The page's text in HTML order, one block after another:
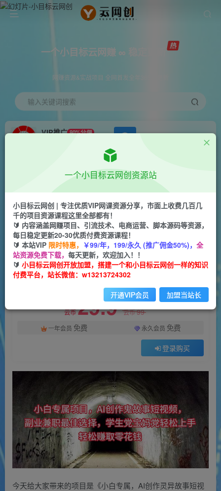
一个小目标云网赚 ∞ 稳定更新
网赚资源&实战项目 全网首发全年365天更新
输入关键词搜索
VIP推广 80%分佣
会员专属 正文
（10225期）小白专属，AI创作灵异故事短视频，
副业兼职最佳选择，学生党宝妈党轻松…
一个小目标云网创
8个月前更新
关注 私信
877 29
此内容为付费阅读，请付费后查看
云币29.9 限时特惠
云币99
一年会员 免费 永久会员 免费
登录购买
付费阅读
今天给大家带来的项目是《小白专属，AI创作灵异故事短视
一个小目标云网创资源站
小目标云网创 | 专注优质VIP网课资源分享，市面上收费几百几
千的项目资源课程这里全部都有！
🔰 内容涵盖网赚项目、引流技术、电商运营、脚本源码等资源，
每日稳定更新20-30优质付费资源课程！
🔰 本站VIP 限时特惠， ￥99/年，199/永久 (推广佣金50%)， 全
站资源免费下载， 每天更新，欢迎加入！！
🔰 小目标云网创开放加盟，搭建一个和小目标云网创一样的知识
付费平台，站长微信：w13213724302
开通VIP会员 加盟当站长